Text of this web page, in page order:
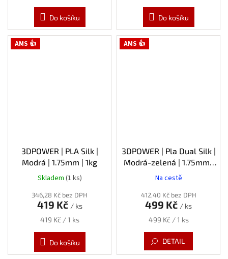
Do košíku Do košíku
AMS 👍
3DPOWER | PLA Silk |
Modrá | 1.75mm | 1kg
Skladem (1 ks)
346,28 Kč bez DPH
419 Kč / ks
Měrná
419 Kč / 1 ks
Do košíku
AMS 👍
3DPOWER | Pla Dual Silk |
Modrá-zelená | 1.75mm |
Na cestě
412,40 Kč bez DPH
499 Kč / ks
Měrná
499 Kč / 1 ks
DETAIL